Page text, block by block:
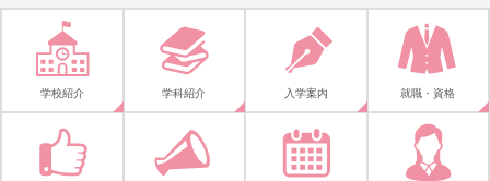
学校紹介 学科紹介 入学案内 就職・資格